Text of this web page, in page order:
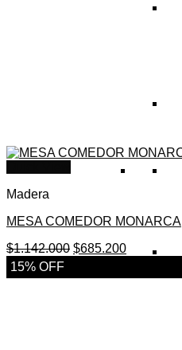
Madera
MESA COMEDOR MONARCA
$1.142.000 El
original
$685.200El
actual
15% OFF